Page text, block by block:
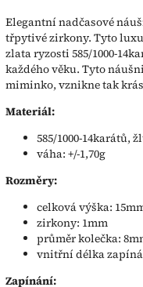
Elegantní nadčasové
třpytivé zirkony. Tyto
zlata ryzosti 585/1000-
každého věku. Tyto
miminko, vznikne tak
Materiál:
585/1000-14karátů,
váha: +/-1,70g
Rozměry:
celková výška:
zirkony: 1mm
průměr kolečka:
vnitřní délka
Zapínání: